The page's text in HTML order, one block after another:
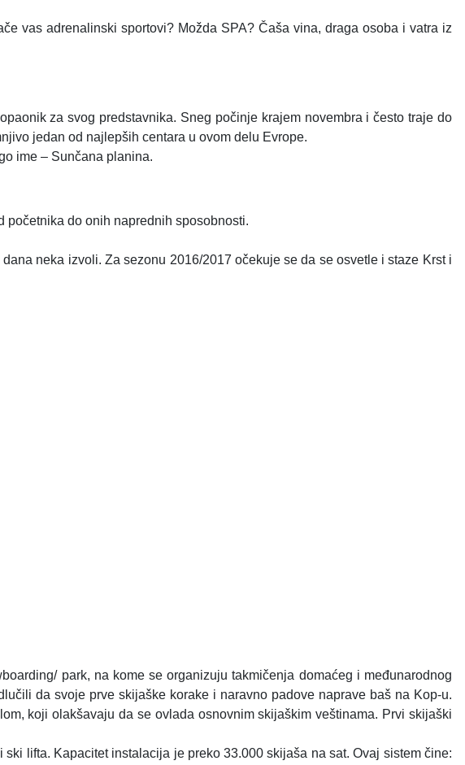
vas adrenalinski sportovi? Možda SPA? Čaša vina, draga osoba i vatra iz
za svog predstavnika. Sneg počinje krajem novembra i često traje do
jedan od najlepših centara u ovom delu Evrope.
ime – Sunčana planina.
do onih naprednih sposobnosti.
neka izvoli. Za sezonu 2016/2017 očekuje se da se osvetle i staze Krst i
park, na kome se organizuju takmičenja domaćeg i međunarodnog
da svoje prve skijaške korake i naravno padove naprave baš na Kop-u.
koji olakšavaju da se ovlada osnovnim skijaškim veštinama. Prvi skijaški
lifta. Kapacitet instalacija je preko 33.000 skijaša na sat. Ovaj sistem čine: